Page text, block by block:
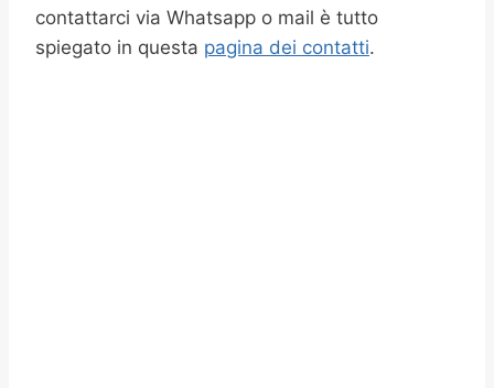
contattarci via Whatsapp o mail è tutto
spiegato in questa pagina dei contatti.